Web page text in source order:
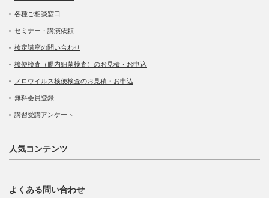
各種ご相談窓口
セミナー・講演依頼
検定講座の問い合わせ
検便検査（腸内細菌検査）のお見積・お申込
ノロウイルス検便検査のお見積・お申込
無料会員登録
講習受講アンケート
人気コンテンツ
よくある問い合わせ